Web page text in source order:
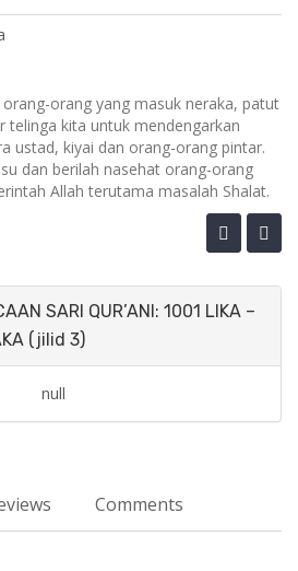
orang yang masuk neraka, patut
telinga kita untuk mendengarkan
ustad, kiyai dan orang-orang pintar.
dan berilah nasehat orang-orang
Allah terutama masalah Shalat.
SARI QUR’ANI: 1001 LIKA –
(jilid 3)
null
Comments